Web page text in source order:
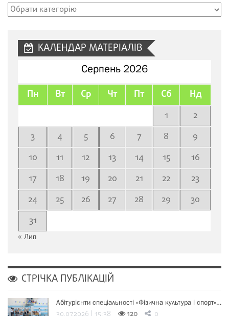
Рубрики
КАЛЕНДАР МАТЕРІАЛІВ
Серпень 2026
Пн Вт Ср Чт Пт Сб Нд
1
2
3
4 5 6 7 8
9
10
11 12 13 14 15
16
17
18 19 20 21 22
23
24
25 26 27 28 29
30
31
« Лип
СТРІЧКА ПУБЛІКАЦІЙ
Абітурієнти спеціальності «Фізична культура і спорт»…